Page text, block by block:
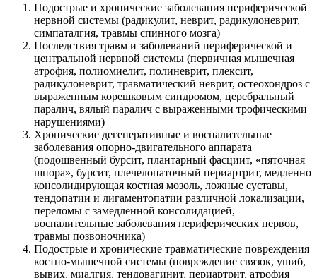
Подострые и хронические заболевания периферической
нервной системы (радикулит, неврит, радикулоневрит,
симпаталгия, травмы спинного мозга)
Последствия травм и заболеваний периферической и
центральной нервной системы (первичная мышечная
атрофия, полиомиелит, полиневрит, плексит,
радикулоневрит, травматический неврит, остеохондроз с
выраженным корешковым синдромом, церебральный
паралич, вялый паралич с выраженными трофическими
нарушениями)
Хронические дегенеративные и воспалительные
заболевания опорно-двигательного аппарата
(подошвенный бурсит, плантарный фасциит, «пяточная
шпора», бурсит, плечелопаточный периартрит, медленно
консолидирующая костная мозоль, ложные суставы,
тендопатии и лигаментопатии различной локализации,
переломы с замедленной консолидацией,
воспалительные заболевания периферических нервов,
травмы позвоночника)
Подострые и хронические травматические повреждения
костно-мышечной системы (повреждение связок, ушиб,
вывих, миалгия, тендовагинит, периартрит, атрофия